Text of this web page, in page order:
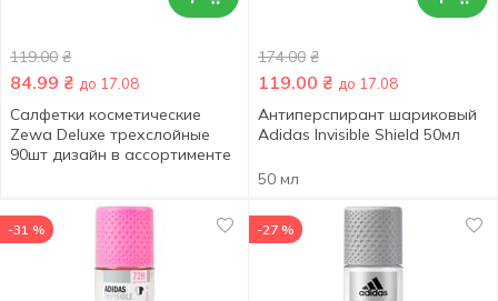
119.00 ₴
84.99 ₴ до 17.08
Салфетки косметические
Zewa Deluxe трехслойные
90шт дизайн в ассортименте
174.00 ₴
119.00 ₴ до 17.08
Антиперспирант шариковый
Adidas Invisible Shield 50мл
50 мл
-31 % -27 %